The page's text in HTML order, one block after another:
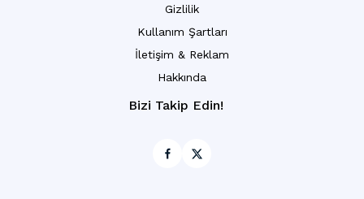
Gizlilik
Kullanım Şartları
İletişim & Reklam
Hakkında
Bizi Takip Edin!